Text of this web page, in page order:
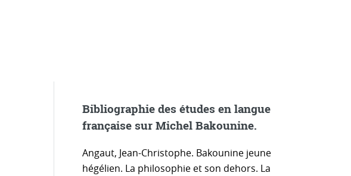
Bibliographie des études en langue
française sur Michel Bakounine.
Angaut, Jean-Christophe. Bakounine jeune
hégélien. La philosophie et son dehors. La